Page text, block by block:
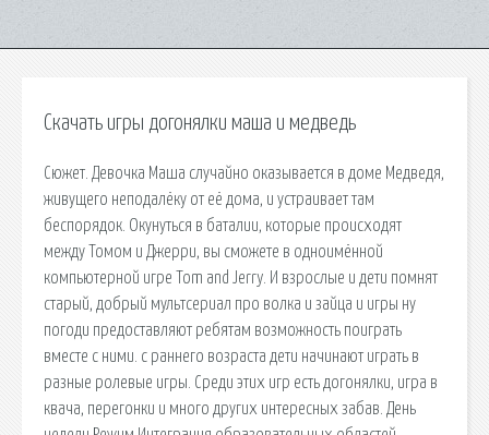
Скачать игры догонялки маша и медведь
Сюжет. Девочка Маша случайно оказывается в доме Медведя,
живущего неподалёку от её дома, и устраивает там
беспорядок. Окунуться в баталии, которые происходят
между Томом и Джерри, вы сможете в одноимённой
компьютерной игре Tom and Jerry. И взрослые и дети помнят
старый, добрый мультсериал про волка и зайца и игры ну
погоди предоставляют ребятам возможность поиграть
вместе с ними. c раннего возраста дети начинают играть в
разные ролевые игры. Среди этих игр есть догонялки, игра в
квача, перегонки и много других интересных забав. День